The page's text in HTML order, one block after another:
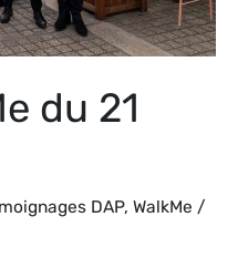
du 21
DAP, WalkMe /